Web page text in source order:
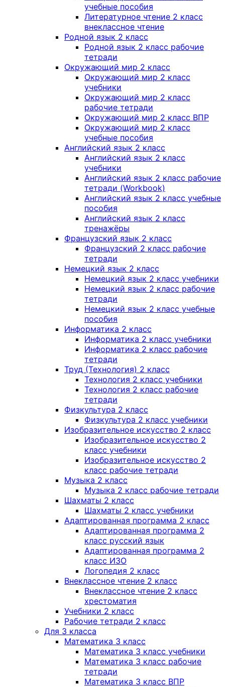
учебные пособия
Литературное чтение 2 класс
внеклассное чтение
Родной язык 2 класс
Родной язык 2 класс рабочие
тетради
Окружающий мир 2 класс
Окружающий мир 2 класс
учебники
Окружающий мир 2 класс
рабочие тетради
Окружающий мир 2 класс ВПР
Окружающий мир 2 класс
учебные пособия
Английский язык 2 класс
Английский язык 2 класс
учебники
Английский язык 2 класс рабочие
тетради (Workbook)
Английский язык 2 класс учебные
пособия
Английский язык 2 класс
тренажёры
Французский язык 2 класс
Французский 2 класс рабочие
тетради
Немецкий язык 2 класс
Немецкий язык 2 класс учебники
Немецкий язык 2 класс рабочие
тетради
Немецкий язык 2 класс учебные
пособия
Информатика 2 класс
Информатика 2 класс учебники
Информатика 2 класс рабочие
тетради
Труд (Технология) 2 класс
Технология 2 класс учебники
Технология 2 класс рабочие
тетради
Физкультура 2 класс
Физкультура 2 класс учебники
Изобразительное искусство 2 класс
Изобразительное искусство 2
класс учебники
Изобразительное искусство 2
класс рабочие тетради
Музыка 2 класс
Музыка 2 класс рабочие тетради
Шахматы 2 класс
Шахматы 2 класс учебники
Адаптированная программа 2 класс
Адаптированная программа 2
класс русский язык
Адаптированная программа 2
класс ИЗО
Логопедия 2 класс
Внеклассное чтение 2 класс
Внеклассное чтение 2 класс
хрестоматия
Учебники 2 класс
Рабочие тетради 2 класс
Для 3 класса
Математика 3 класс
Математика 3 класс учебники
Математика 3 класс рабочие
тетради
Математика 3 класс ВПР